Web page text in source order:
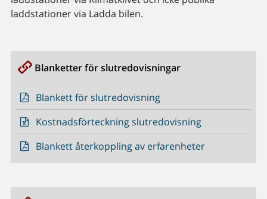
laddstationer via Ladda bilen.
Blanketter för slutredovisningar
Blankett för slutredovisning
Kostnadsförteckning slutredovisning
Blankett återkoppling av erfarenheter